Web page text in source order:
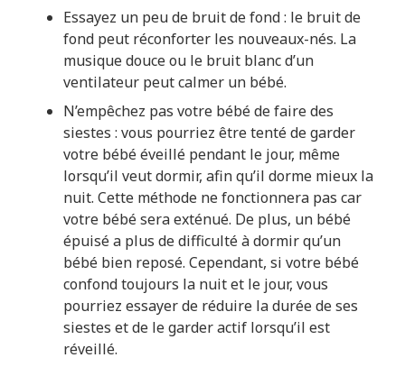
Essayez un peu de bruit de fond : le bruit de
fond peut réconforter les nouveaux-nés. La
musique douce ou le bruit blanc d’un
ventilateur peut calmer un bébé.
N’empêchez pas votre bébé de faire des
siestes : vous pourriez être tenté de garder
votre bébé éveillé pendant le jour, même
lorsqu’il veut dormir, afin qu’il dorme mieux la
nuit. Cette méthode ne fonctionnera pas car
votre bébé sera exténué. De plus, un bébé
épuisé a plus de difficulté à dormir qu’un
bébé bien reposé. Cependant, si votre bébé
confond toujours la nuit et le jour, vous
pourriez essayer de réduire la durée de ses
siestes et de le garder actif lorsqu’il est
réveillé.